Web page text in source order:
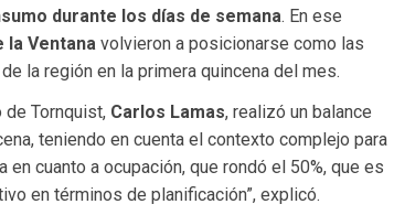
durante los días de semana. En ese
la Ventana volvieron a posicionarse como las
la región en la primera quincena del mes.
de Tornquist, Carlos Lamas, realizó un balance
teniendo en cuenta el contexto complejo para
cuanto a ocupación, que rondó el 50%, que es
en términos de planificación”, explicó.